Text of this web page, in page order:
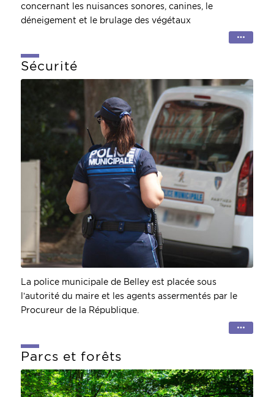
concernant les nuisances sonores, canines, le
déneigement et le brulage des végétaux
Sécurité
SECURITE
ET JUSTICE
La police municipale de Belley est placée sous
l’autorité du maire et les agents assermentés par le
Procureur de la République.
Parcs et forêts